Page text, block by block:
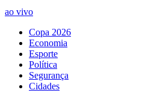
ao vivo
Copa 2026
Economia
Esporte
Política
Segurança
Cidades